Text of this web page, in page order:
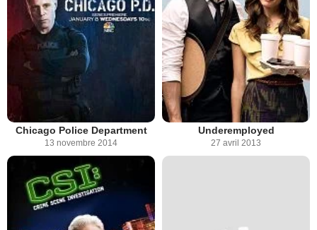
Chicago Police Department
13 novembre 2014
Underemployed
27 avril 2013